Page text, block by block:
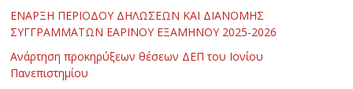
ΕΝΑΡΞΗ ΠΕΡΙΟΔΟΥ ΔΗΛΩΣΕΩΝ ΚΑΙ ΔΙΑΝΟΜΗΣ
ΣΥΓΓΡΑΜΜΑΤΩΝ ΕΑΡΙΝΟΥ ΕΞΑΜΗΝΟΥ 2025-2026
Ανάρτηση προκηρύξεων θέσεων ΔΕΠ του Ιονίου
Πανεπιστημίου